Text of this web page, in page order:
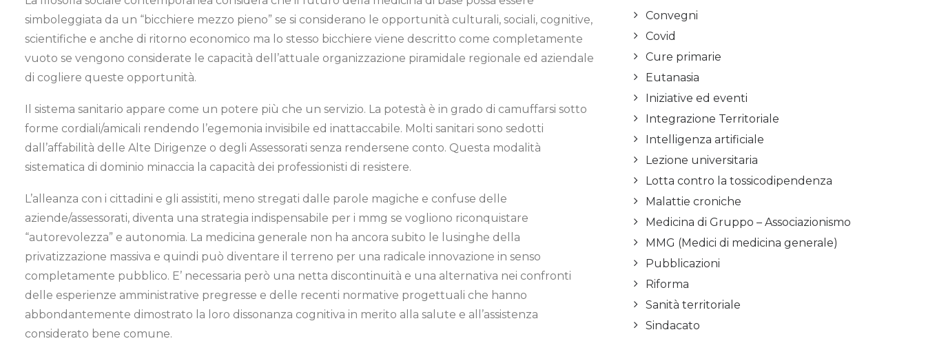
simboleggiata da un “bicchiere mezzo pieno” se si considerano le opportunità culturali, sociali, cognitive,
scientifiche e anche di ritorno economico ma lo stesso bicchiere viene descritto come completamente
vuoto se vengono considerate le capacità dell’attuale organizzazione piramidale regionale ed aziendale
di cogliere queste opportunità.
Il sistema sanitario appare come un potere più che un servizio. La potestà è in grado di camuffarsi sotto
forme cordiali/amicali rendendo l’egemonia invisibile ed inattaccabile. Molti sanitari sono sedotti
dall’affabilità delle Alte Dirigenze o degli Assessorati senza rendersene conto. Questa modalità
sistematica di dominio minaccia la capacità dei professionisti di resistere.
L’alleanza con i cittadini e gli assistiti, meno stregati dalle parole magiche e confuse delle
aziende/assessorati, diventa una strategia indispensabile per i mmg se vogliono riconquistare
“autorevolezza” e autonomia. La medicina generale non ha ancora subito le lusinghe della
privatizzazione massiva e quindi può diventare il terreno per una radicale innovazione in senso
completamente pubblico. E’ necessaria però una netta discontinuità e una alternativa nei confronti
delle esperienze amministrative pregresse e delle recenti normative progettuali che hanno
abbondantemente dimostrato la loro dissonanza cognitiva in merito alla salute e all’assistenza
considerato bene comune.
Convegni
Covid
Cure primarie
Eutanasia
Iniziative ed eventi
Integrazione Territoriale
Intelligenza artificiale
Lezione universitaria
Lotta contro la tossicodipendenza
Malattie croniche
Medicina di Gruppo – Associazionismo
MMG (Medici di medicina generale)
Pubblicazioni
Riforma
Sanità territoriale
Sindacato